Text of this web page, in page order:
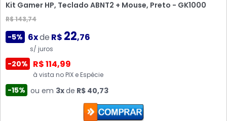
Kit Gamer HP, Teclado ABNT2 + Mouse, Preto - GK1000
R$ 143,74
-5% 6xde R$ 22,76
s/ juros
-20% R$ 114,99
à vista no PIX e Espécie
-15% ou em 3xde R$ 40,73